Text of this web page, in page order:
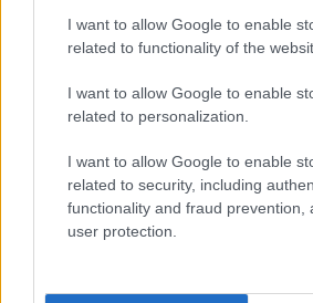
I want to allow Google to enable
related to functionality of the
I want to allow Google to enable
related to personalization.
I want to allow Google to enable
related to security, including
functionality and fraud prevention,
user protection.
straordinarie e lezioni di vita
Cristian Castiglioni · 6 Ago 2026
LIFESTYLE